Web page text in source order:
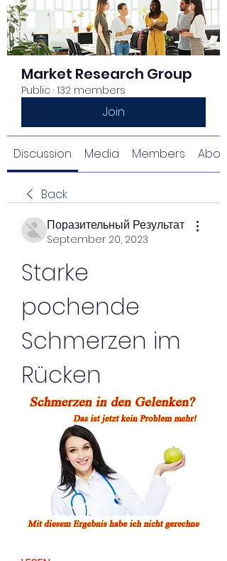
Market Research Group
Public · 132 members
Join
Discussion Media Members About
Back
Поразительный Результат
September 20, 2023
Starke
pochende
Schmerzen im
Rücken